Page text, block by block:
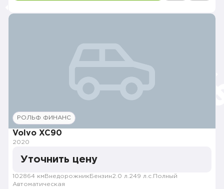
РОЛЬФ ФИНАНС
Volvo XC90
2020
Уточнить цену
102864 км Внедорожник Бензин2.0 л. 249 л.с. Полный
Автоматическая